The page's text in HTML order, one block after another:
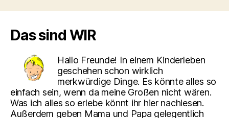
Das sind WIR
Hallo Freunde! In einem Kinderleben
geschehen schon wirklich
merkwürdige Dinge. Es könnte alles so
einfach sein, wenn da meine Großen nicht wären.
Was ich alles so erlebe könnt ihr hier nachlesen.
Außerdem geben Mama und Papa gelegentlich